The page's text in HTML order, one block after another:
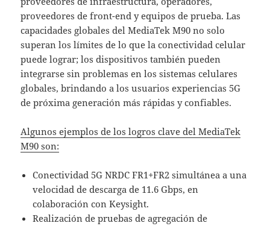
proveedores de front-end y equipos de prueba. Las
capacidades globales del MediaTek M90 no solo
superan los límites de lo que la conectividad celular
puede lograr; los dispositivos también pueden
integrarse sin problemas en los sistemas celulares
globales, brindando a los usuarios experiencias 5G
de próxima generación más rápidas y confiables.
Algunos ejemplos de los logros clave del MediaTek
M90 son:
Conectividad 5G NRDC FR1+FR2 simultánea a una
velocidad de descarga de 11.6 Gbps, en
colaboración con Keysight.
Realización de pruebas de agregación de